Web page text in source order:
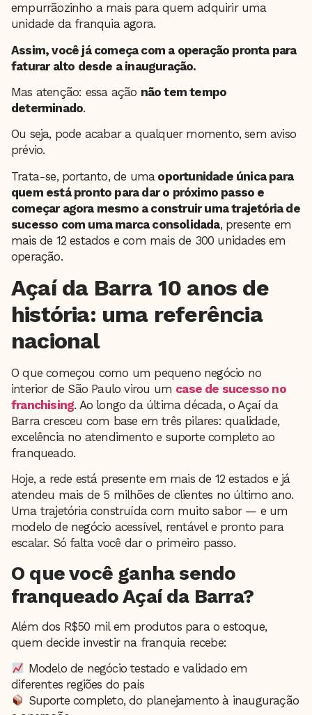
empurrãozinho a mais para quem adquirir uma
unidade da franquia agora.
Assim, você já começa com a operação pronta para
faturar alto desde a inauguração.
Mas atenção: essa ação não tem tempo
determinado.
Ou seja, pode acabar a qualquer momento, sem aviso
prévio.
Trata-se, portanto, de uma oportunidade única para
quem está pronto para dar o próximo passo e
começar agora mesmo a construir uma trajetória de
sucesso com uma marca consolidada, presente em
mais de 12 estados e com mais de 300 unidades em
operação.
Açaí da Barra 10 anos de
história: uma referência
nacional
O que começou como um pequeno negócio no
interior de São Paulo virou um case de sucesso no
franchising. Ao longo da última década, o Açaí da
Barra cresceu com base em três pilares: qualidade,
excelência no atendimento e suporte completo ao
franqueado.
Hoje, a rede está presente em mais de 12 estados e já
atendeu mais de 5 milhões de clientes no último ano.
Uma trajetória construída com muito sabor — e um
modelo de negócio acessível, rentável e pronto para
escalar. Só falta você dar o primeiro passo.
O que você ganha sendo
franqueado Açaí da Barra?
Além dos R$50 mil em produtos para o estoque,
quem decide investir na franquia recebe:
Modelo de negócio testado e validado em
diferentes regiões do país
Suporte completo, do planejamento à inauguração